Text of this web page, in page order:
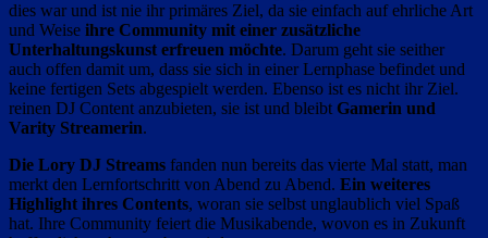
dies war und ist nie ihr primäres Ziel, da sie einfach auf ehrliche Art
und Weise ihre Community mit einer zusätzliche
Unterhaltungskunst erfreuen möchte. Darum geht sie seither
auch offen damit um, dass sie sich in einer Lernphase befindet und
keine fertigen Sets abgespielt werden. Ebenso ist es nicht ihr Ziel.
reinen DJ Content anzubieten, sie ist und bleibt Gamerin und
Varity Streamerin.
Die Lory DJ Streams fanden nun bereits das vierte Mal statt, man
merkt den Lernfortschritt von Abend zu Abend. Ein weiteres
Highlight ihres Contents, woran sie selbst unglaublich viel Spaß
hat. Ihre Community feiert die Musikabende, wovon es in Zukunft